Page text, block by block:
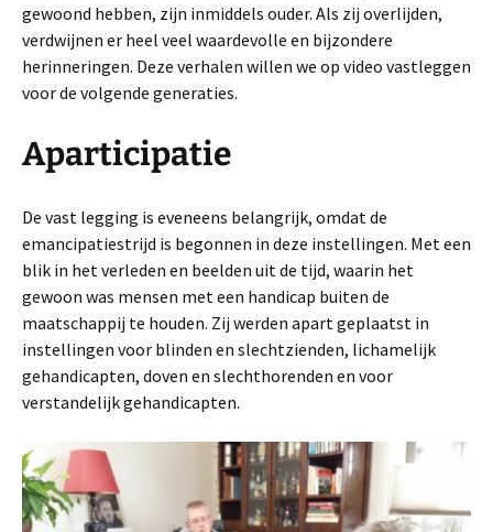
gewoond hebben, zijn inmiddels ouder. Als zij overlijden,
verdwijnen er heel veel waardevolle en bijzondere
herinneringen. Deze verhalen willen we op video vastleggen
voor de volgende generaties.
Aparticipatie
De vast legging is eveneens belangrijk, omdat de
emancipatiestrijd is begonnen in deze instellingen. Met een
blik in het verleden en beelden uit de tijd, waarin het
gewoon was mensen met een handicap buiten de
maatschappij te houden. Zij werden apart geplaatst in
instellingen voor blinden en slechtzienden, lichamelijk
gehandicapten, doven en slechthorenden en voor
verstandelijk gehandicapten.